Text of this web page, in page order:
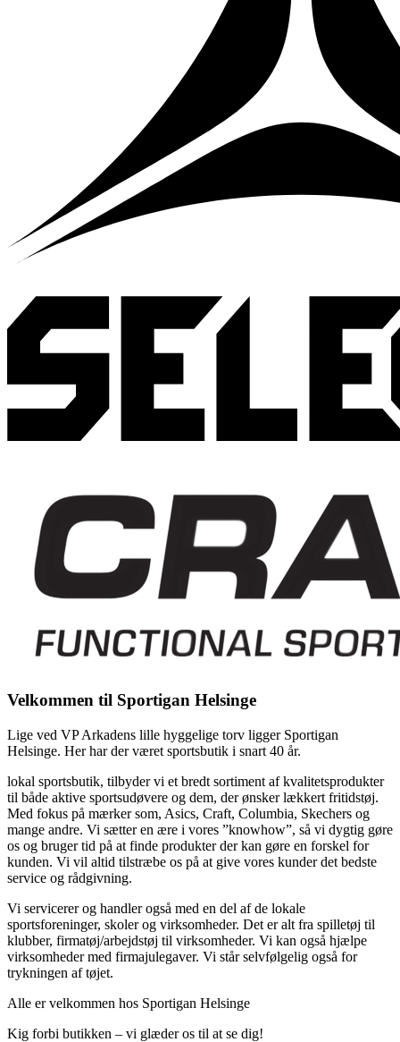
Velkommen til Sportigan Helsinge
Lige ved VP Arkadens lille hyggelige torv ligger Sportigan
Helsinge. Her har der været sportsbutik i snart 40 år.
lokal sportsbutik, tilbyder vi et bredt sortiment af kvalitetsprodukter
til både aktive sportsudøvere og dem, der ønsker lækkert fritidstøj.
Med fokus på mærker som, Asics, Craft, Columbia, Skechers og
mange andre. Vi sætter en ære i vores ”knowhow”, så vi dygtig gøre
os og bruger tid på at finde produkter der kan gøre en forskel for
kunden. Vi vil altid tilstræbe os på at give vores kunder det bedste
service og rådgivning.
Vi servicerer og handler også med en del af de lokale
sportsforeninger, skoler og virksomheder. Det er alt fra spilletøj til
klubber, firmatøj/arbejdstøj til virksomheder. Vi kan også hjælpe
virksomheder med firmajulegaver. Vi står selvfølgelig også for
trykningen af tøjet.
Alle er velkommen hos Sportigan Helsinge
Kig forbi butikken – vi glæder os til at se dig!